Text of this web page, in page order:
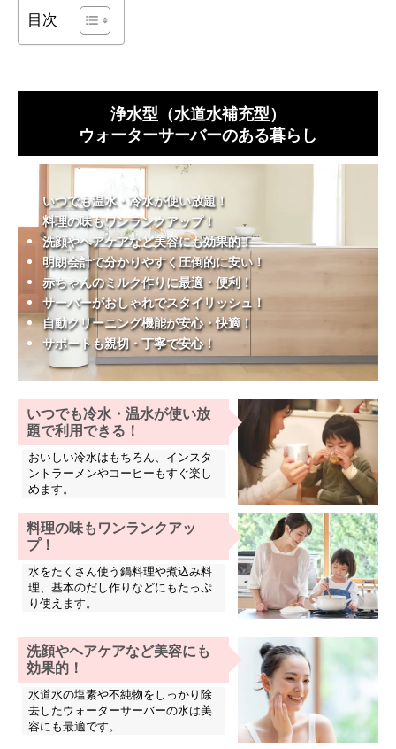
目次
浄水型（水道水補充型）
ウォーターサーバーのある暮らし
いつでも温水・冷水が使い放題！
料理の味もワンランクアップ！
洗顔やヘアケアなど美容にも効果的！
明朗会計で分かりやすく圧倒的に安い！
赤ちゃんのミルク作りに最適・便利！
サーバーがおしゃれでスタイリッシュ！
自動クリーニング機能が安心・快適！
サポートも親切・丁寧で安心！
いつでも冷水・温水が使い放
題で利用できる！
おいしい冷水はもちろん、インスタ
ントラーメンやコーヒーもすぐ楽し
めます。
料理の味もワンランクアッ
プ！
水をたくさん使う鍋料理や煮込み料
理、基本のだし作りなどにもたっぷ
り使えます。
洗顔やヘアケアなど美容にも
効果的！
水道水の塩素や不純物をしっかり除
去したウォーターサーバーの水は美
容にも最適です。